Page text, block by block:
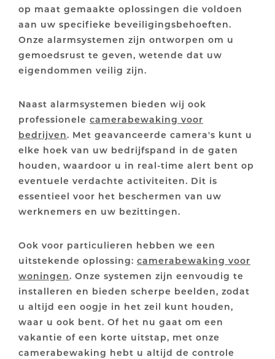
op maat gemaakte oplossingen die voldoen
aan uw specifieke beveiligingsbehoeften.
Onze alarmsystemen zijn ontworpen om u
gemoedsrust te geven, wetende dat uw
eigendommen veilig zijn.
Naast alarmsystemen bieden wij ook
professionele camerabewaking voor
bedrijven. Met geavanceerde camera's kunt u
elke hoek van uw bedrijfspand in de gaten
houden, waardoor u in real-time alert bent op
eventuele verdachte activiteiten. Dit is
essentieel voor het beschermen van uw
werknemers en uw bezittingen.
Ook voor particulieren hebben we een
uitstekende oplossing: camerabewaking voor
woningen. Onze systemen zijn eenvoudig te
installeren en bieden scherpe beelden, zodat
u altijd een oogje in het zeil kunt houden,
waar u ook bent. Of het nu gaat om een
vakantie of een korte uitstap, met onze
camerabewaking hebt u altijd de controle